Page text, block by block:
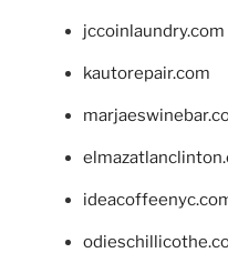
jccoinlaundry.com
kautorepair.com